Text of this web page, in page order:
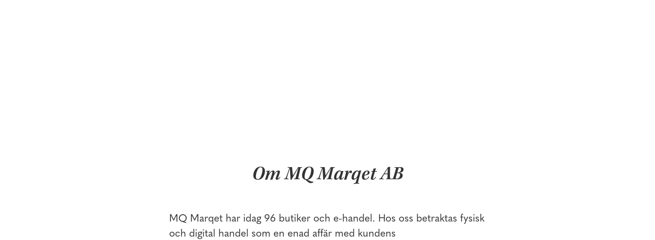
Om MQ Marqet AB
MQ Marqet har idag 96 butiker och e-handel. Hos oss betraktas fysisk
och digital handel som en enad affär med kundens